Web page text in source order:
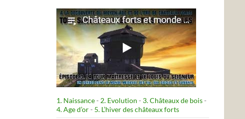
1. Naissance- 2. Evolution - 3. Châteaux de bois-
4. Age d’or- 5. L’hiver des châteaux forts